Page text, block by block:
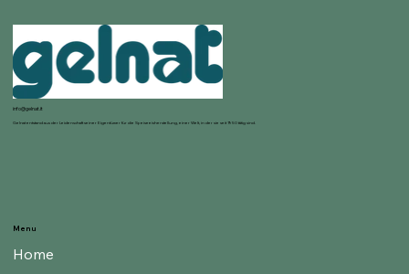
info@gelnat.it
Gelnat entstand aus der Leidenschaft seiner Eigentümer für die Speiseeisherstellung, einer Welt, in der sie seit 1950 tätig sind.
Menu
Home